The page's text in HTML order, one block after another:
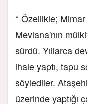
* Özellikle;
Mevlana'nın
sürdü. Yıllarca
ihale yaptı, tapu
söylediler.
üzerinde yaptığı